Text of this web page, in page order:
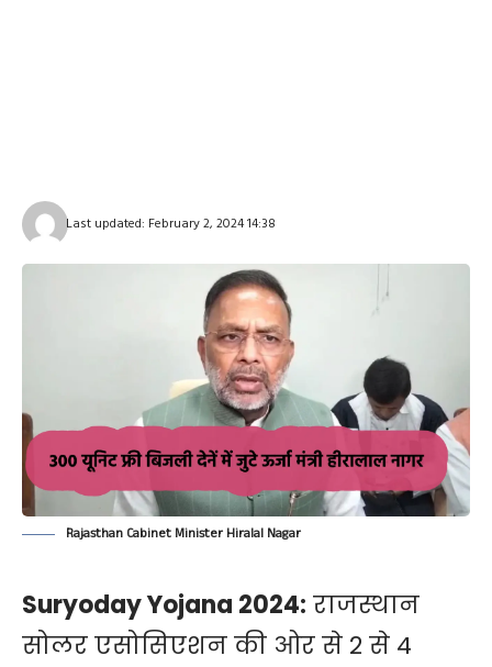
Last updated: February 2, 2024 14:38
Rajasthan Cabinet Minister Hiralal Nagar
Suryoday Yojana 2024: राजस्थान
सोलर एसोसिएशन की ओर से 2 से 4